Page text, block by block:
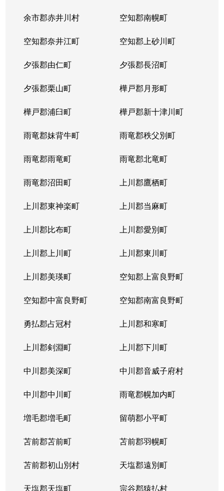
余市郡赤井川村 空知郡南幌町
空知郡奈井江町 空知郡上砂川町
夕張郡由仁町 夕張郡長沼町
夕張郡栗山町 樺戸郡月形町
樺戸郡浦臼町 樺戸郡新十津川町
雨竜郡妹背牛町 雨竜郡秩父別町
雨竜郡雨竜町 雨竜郡北竜町
雨竜郡沼田町 上川郡鷹栖町
上川郡東神楽町 上川郡当麻町
上川郡比布町 上川郡愛別町
上川郡上川町 上川郡東川町
上川郡美瑛町 空知郡上富良野町
空知郡中富良野町 空知郡南富良野町
勇払郡占冠村 上川郡和寒町
上川郡剣淵町 上川郡下川町
中川郡美深町 中川郡音威子府村
中川郡中川町 雨竜郡幌加内町
増毛郡増毛町 留萌郡小平町
苫前郡苫前町 苫前郡羽幌町
苫前郡初山別村 天塩郡遠別町
天塩郡天塩町 宗谷郡猿払村